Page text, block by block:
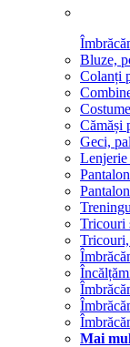
Bluze,
Colanți
Cămăși
Geci,
Lenjerie
Tricouri
Mai